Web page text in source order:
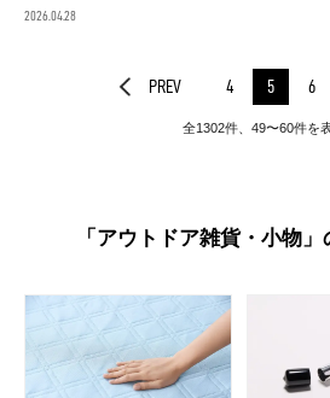
2026.04.28
PREV 4 5 6
全1302件、49〜60件を
「アウトドア雑貨・小物